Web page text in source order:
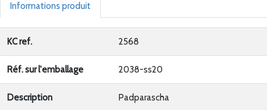
Informations produit
KC ref. 2568
Réf. sur l'emballage 2038-ss20
Description Padparascha